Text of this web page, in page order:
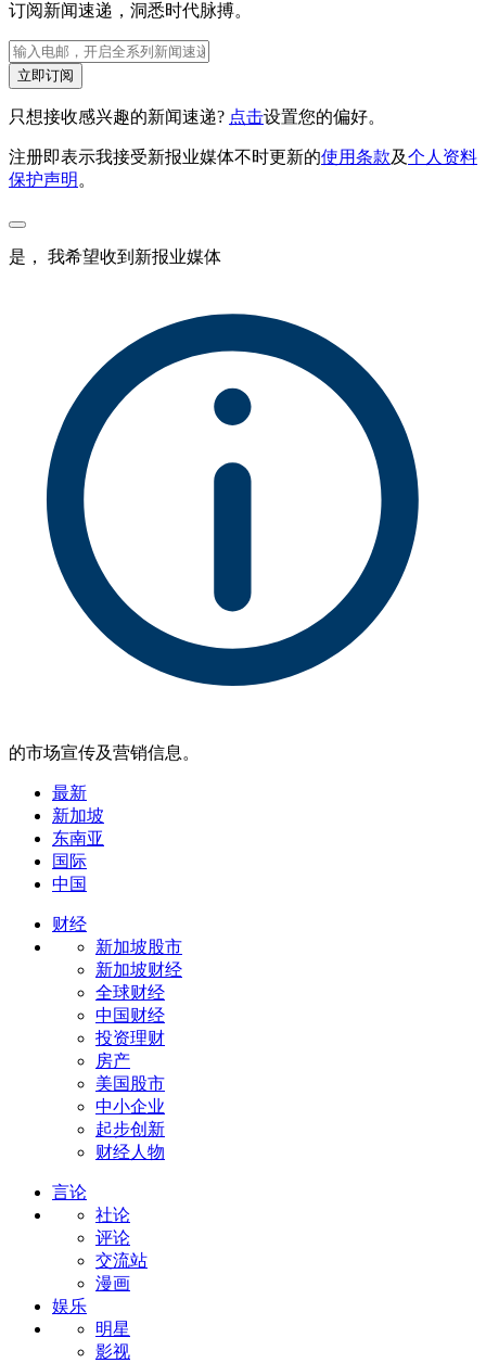
订阅新闻速递，洞悉时代脉搏。
立即订阅
只想接收感兴趣的新闻速递? 点击设置您的偏好。
注册即表示我接受新报业媒体不时更新的使用条款及个人资料
保护声明 。
是， 我希望收到新报业媒体
的市场宣传及营销信息。
最新
新加坡
东南亚
国际
中国
财经
新加坡股市
新加坡财经
全球财经
中国财经
投资理财
房产
美国股市
中小企业
起步创新
财经人物
言论
社论
评论
交流站
漫画
娱乐
明星
影视